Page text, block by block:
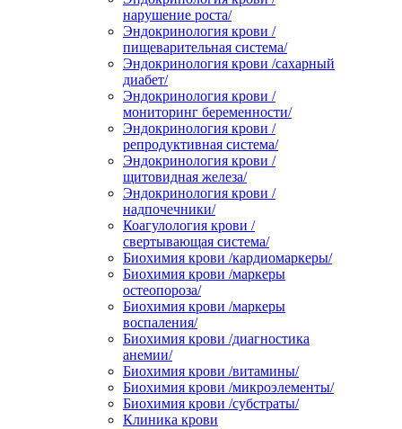
нарушение роста/
Эндокринология крови /
пищеварительная система/
Эндокринология крови /сахарный
диабет/
Эндокринология крови /
мониторинг беременности/
Эндокринология крови /
репродуктивная система/
Эндокринология крови /
щитовидная железа/
Эндокринология крови /
надпочечники/
Коагулология крови /
свертывающая система/
Биохимия крови /кардиомаркеры/
Биохимия крови /маркеры
остеопороза/
Биохимия крови /маркеры
воспаления/
Биохимия крови /диагностика
анемии/
Биохимия крови /витамины/
Биохимия крови /микроэлементы/
Биохимия крови /субстраты/
Клиника крови